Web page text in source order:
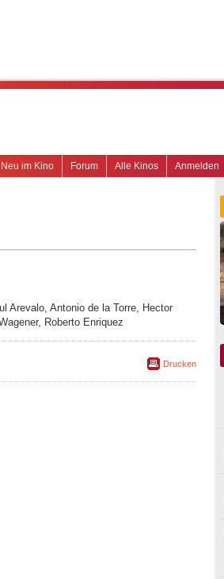
Anmelden
Alle Kinos
Forum
Neu im Kino
Arevalo, Antonio de la Torre, Hector
Roberto Enriquez
Drucken